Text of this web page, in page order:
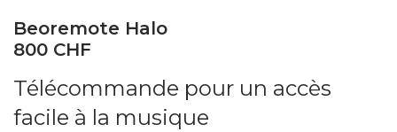
Beoremote Halo
800 CHF
Télécommande pour un accès
facile à la musique